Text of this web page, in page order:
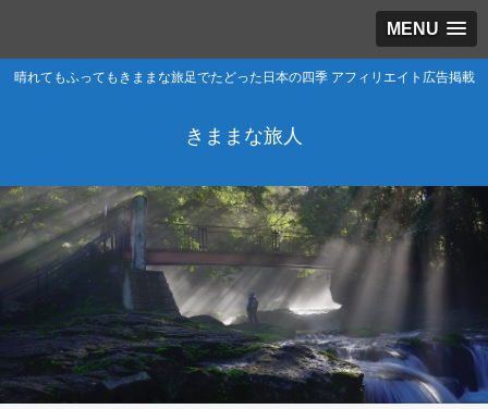
MENU
晴れてもふってもきままな旅足でたどった日本の四季 アフィリエイト広告掲載
きままな旅人